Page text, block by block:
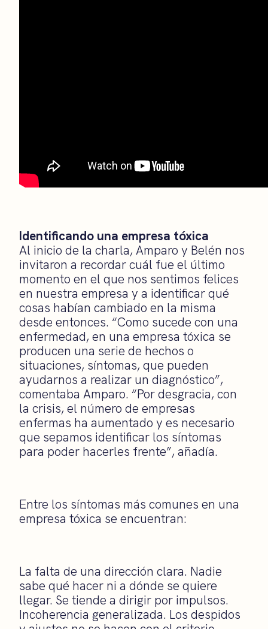
Identificando una empresa tóxica
Al inicio de la charla, Amparo y Belén nos
invitaron a recordar cuál fue el último
momento en el que nos sentimos felices
en nuestra empresa y a identificar qué
cosas habían cambiado en la misma
desde entonces. “Como sucede con una
enfermedad, en una empresa tóxica se
producen una serie de hechos o
situaciones, síntomas, que pueden
ayudarnos a realizar un diagnóstico”,
comentaba Amparo. “Por desgracia, con
la crisis, el número de empresas
enfermas ha aumentado y es necesario
que sepamos identificar los síntomas
para poder hacerles frente”, añadía.
Entre los síntomas más comunes en una
empresa tóxica se encuentran:
La falta de una dirección clara. Nadie
sabe qué hacer ni a dónde se quiere
llegar. Se tiende a dirigir por impulsos.
Incoherencia generalizada. Los despidos